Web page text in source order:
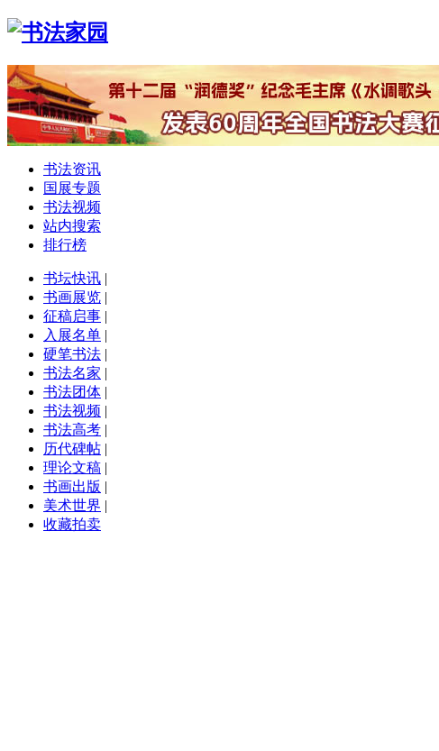
书法资讯
国展专题
书法视频
站内搜索
排行榜
书坛快讯 |
书画展览 |
征稿启事 |
入展名单 |
硬笔书法 |
书法名家 |
书法团体 |
书法视频 |
书法高考 |
历代碑帖 |
理论文稿 |
书画出版 |
美术世界 |
收藏拍卖